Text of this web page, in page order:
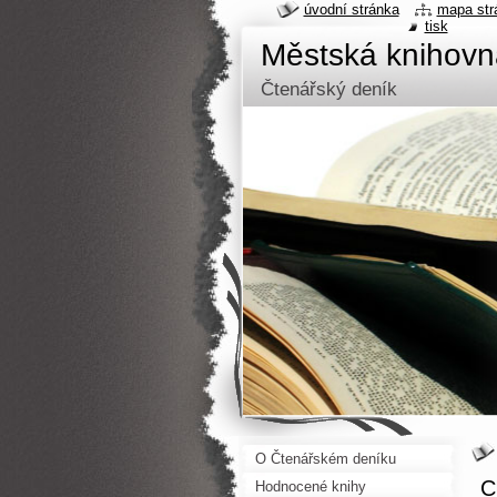
Městská
Čtenářský deník
O Čtenářském deníku
Hodnocené knihy
úvodní stránka mapa
tisk